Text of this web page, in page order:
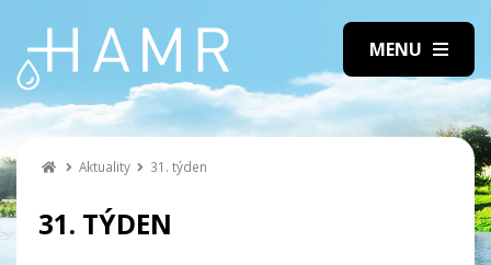
Aktuality 31. týden
31. TÝDEN